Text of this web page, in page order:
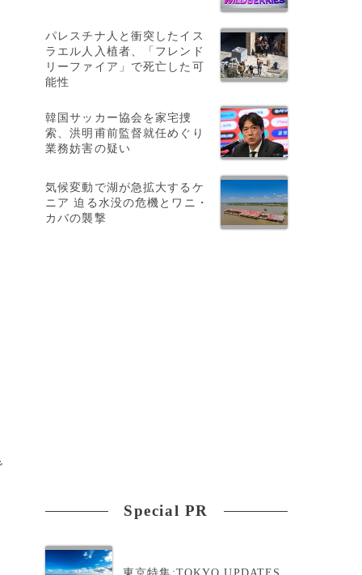
パレスチナ人と衝突したイス
ラエル人入植者、「フレンド
リーファイア」で死亡した可
能性
韓国サッカー協会を家宅捜
索、洪明甫前監督就任めぐり
業務妨害の疑い
気候変動で湖が急拡大するケ
ニア 迫る水没の危機とワニ・
カバの襲撃
Special PR
東京特集:TOKYO UPDATES